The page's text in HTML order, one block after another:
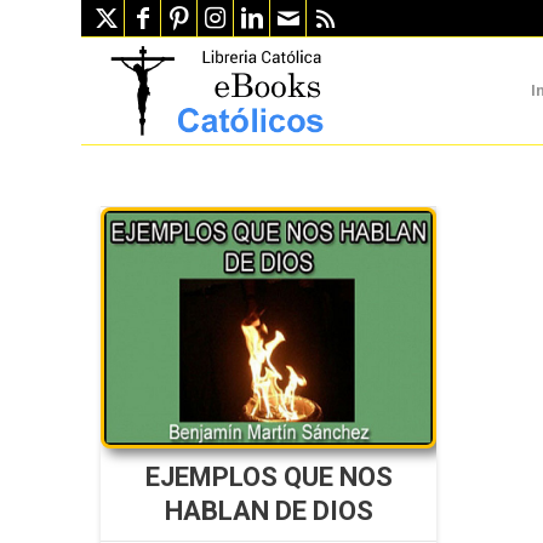
EJEMPLOS QUE NOS
HABLAN DE DIOS